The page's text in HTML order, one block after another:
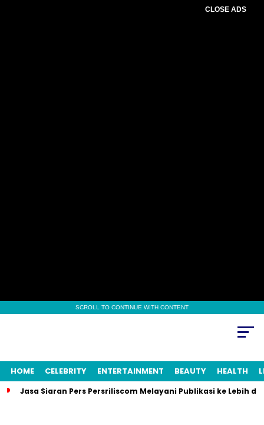
CLOSE ADS
SCROLL TO CONTINUE WITH CONTENT
HOME CELEBRITY ENTERTAINMENT BEAUTY HEALTH
Jasa Siaran Pers Persriliscom Melayani Publikasi ke Lebih